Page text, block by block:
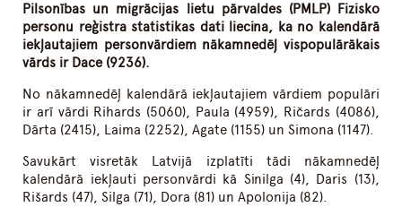
Pilsonības un migrācijas lietu pārvaldes (PMLP) Fizisko
personu reģistra statistikas dati liecina, ka no kalendārā
iekļautajiem personvārdiem nākamnedēļ vispopulārākais
vārds ir Dace (9236).
No nākamnedēļ kalendārā iekļautajiem vārdiem populāri
ir arī vārdi Rihards (5060), Paula (4959), Ričards (4086),
Dārta (2415), Laima (2252), Agate (1155) un Simona (1147).
Savukārt visretāk Latvijā izplatīti tādi nākamnedēļ
kalendārā iekļauti personvārdi kā Sinilga (4), Daris (13),
Rišards (47), Silga (71), Dora (81) un Apolonija (82).